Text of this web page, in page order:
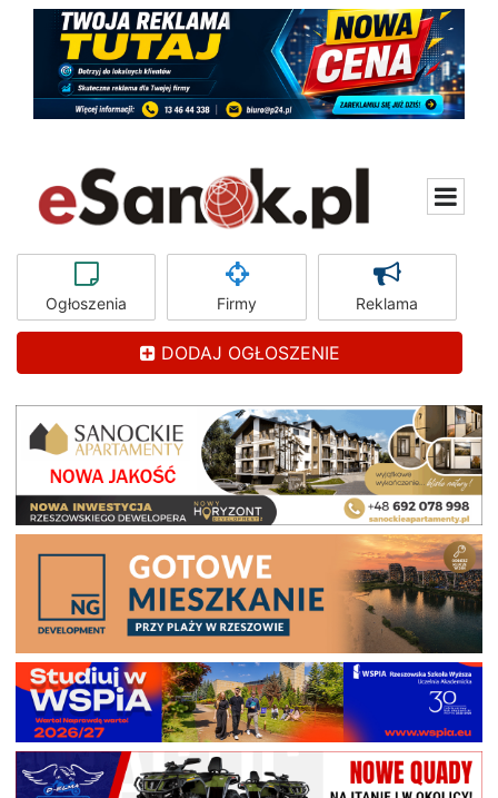
Ogłoszenia Firmy Reklama
DODAJ OGŁOSZENIE